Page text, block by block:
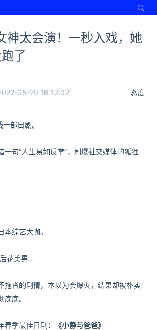
神太会演！一秒入戏，她
了
态度
05-29 16:12:02
部日剧。
一句“人生易如反掌”，刷爆社交媒体的狐狸
综艺大咖。
花美男…
拖沓的剧情，本以为会爆火，结果却被朴实
底。
季最佳日剧： 《小静与爸爸》